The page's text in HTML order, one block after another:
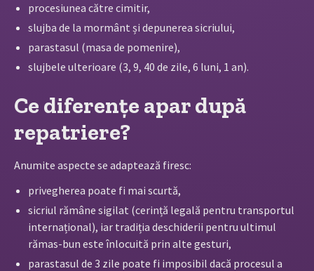
procesiunea către cimitir,
slujba de la mormânt și depunerea sicriului,
parastasul (masa de pomenire),
slujbele ulterioare (3, 9, 40 de zile, 6 luni, 1 an).
Ce diferențe apar după
repatriere?
Anumite aspecte se adaptează firesc:
privegherea poate fi mai scurtă,
sicriul rămâne sigilat (cerință legală pentru transportul
internațional), iar tradiția deschiderii pentru ultimul
rămas-bun este înlocuită prin alte gesturi,
parastasul de 3 zile poate fi imposibil dacă procesul a